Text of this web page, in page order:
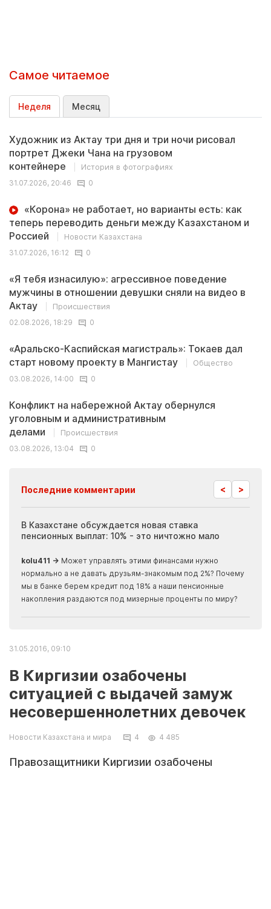
Самое читаемое
Неделя Месяц
Художник из Актау три дня и три ночи рисовал
портрет Джеки Чана на грузовом
контейнере
История в фотографиях
31.07.2026, 20:46
0
«Корона» не работает, но варианты есть: как
теперь переводить деньги между Казахстаном и
Россией
Новости Казахстана
31.07.2026, 16:12
0
«Я тебя изнасилую»: агрессивное поведение
мужчины в отношении девушки сняли на видео в
Актау
Происшествия
02.08.2026, 18:29
0
«Аральско-Каспийская магистраль»: Токаев дал
старт новому проекту в Мангистау
Общество
03.08.2026, 14:00
0
Конфликт на набережной Актау обернулся
уголовным и административным
делами
Происшествия
03.08.2026, 13:04
0
Последние комментарии < >
В Казахстане обсуждается новая ставка
пенсионных выплат: 10% - это ничтожно мало
kolu411 → Может управлять этими финансами нужно
нормально а не давать друзьям-знакомым под 2%? Почему
мы в банке берем кредит под 18% а наши пенсионные
накопления раздаются под мизерные проценты по миру?
31.05.2016, 09:10
В Киргизии озабочены
ситуацией с выдачей замуж
несовершеннолетних девочек
Новости Казахстана и мира 4 4 485
Правозащитники Киргизии озабочены